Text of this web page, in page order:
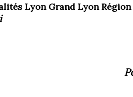
Lyon Grand Lyon Région